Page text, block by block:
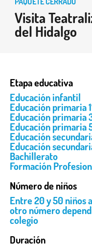
Visita
del Hidalgo
Etapa educativa
Educación infantil
Educación primaria
Educación primaria
Educación primaria
Educación
Educación
Bachillerato
Formación
Número de niños
Entre 20 y 50 niños
otro número
colegio
Duración